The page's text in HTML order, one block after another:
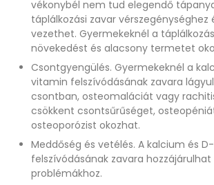
vékonybél nem tud elegendő
táplálkozási zavar vérszegénységhez
vezethet. Gyermekeknél a
növekedést és alacsony termetet
Csontgyengülés. Gyermekeknél a
vitamin felszívódásának zavara
csontban, osteomaláciát vagy
csökkent csontsűrűséget,
osteoporózist okozhat.
Meddőség és vetélés. A kalcium és
felszívódásának zavara
problémákhoz.